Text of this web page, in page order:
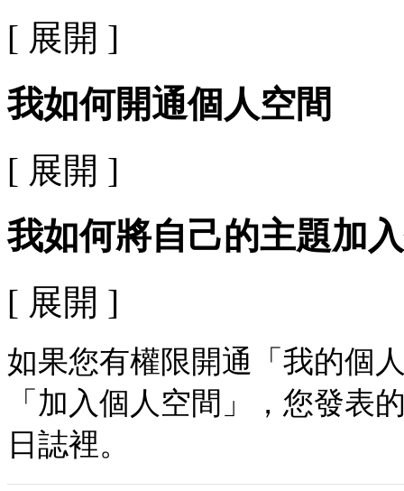
[ 展開 ]
我如何開通個人空間
[ 展開 ]
我如何將自己的主題加
[ 展開 ]
如果您有權限開通「我的個
「加入個人空間」，您發表
日誌裡。